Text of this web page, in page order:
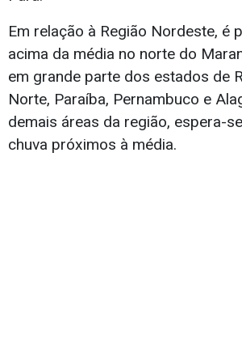
Em relação à Região Nordeste, é
acima da média no norte do
em grande parte dos estados de
Norte, Paraíba, Pernambuco e
demais áreas da região, espera-
chuva próximos à média.